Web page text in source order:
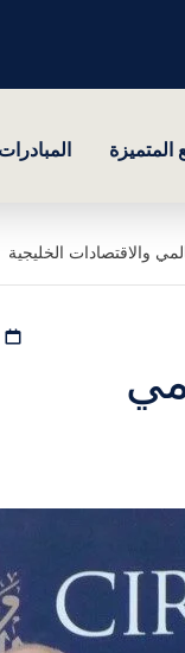
المتميزة
والاقتصادات الخليجية